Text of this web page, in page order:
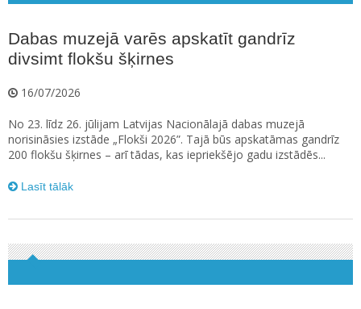
Dabas muzejā varēs apskatīt gandrīz
divsimt flokšu šķirnes
16/07/2026
No 23. līdz 26. jūlijam Latvijas Nacionālajā dabas muzejā
norisināsies izstāde „Flokši 2026”. Tajā būs apskatāmas gandrīz
200 flokšu šķirnes – arī tādas, kas iepriekšējo gadu izstādēs...
Lasīt tālāk